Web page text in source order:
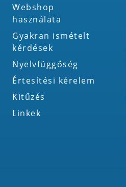
Webshop
használata
Gyakran ismételt
kérdések
Nyelvfüggőség
Értesítési kérelem
Kitűzés
Linkek